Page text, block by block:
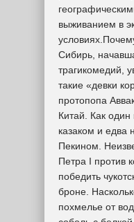
выживанием в
Сибирь,
трагикомедий,
такие «девки
протопопа
Китай. Как один
казаком и едва
Пекином.
Петра I против
победить
броне.
похмелье от